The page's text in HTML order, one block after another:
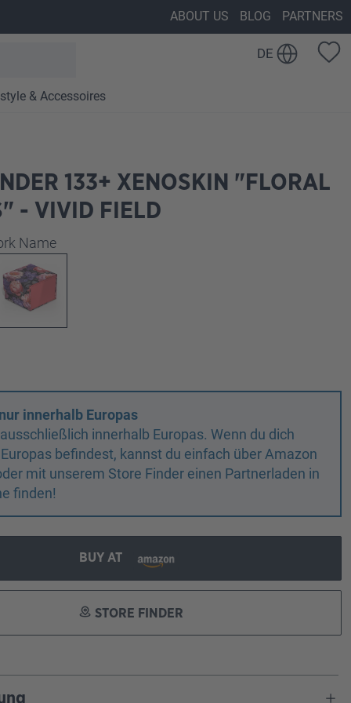
ABOUT US BLOG PARTNERS
DE
& Accessoires
133+ XENOSKIN "FLORAL
- VIVID FIELD
Nameauswählen
innerhalb Europas
innerhalb Europas. Wenn du dich
befindest, kannst du einfach über Amazon
mit unserem Store Finder einen Partnerladen in
finden!
BUY AT
STORE FINDER